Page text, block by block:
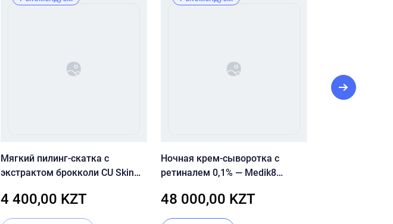
Мягкий пилинг-скатка с
экстрактом брокколи CU Skin
4 400,00 KZT
Ночная крем-сыворотка с
ретиналем 0,1% — Medik8
48 000,00 KZT